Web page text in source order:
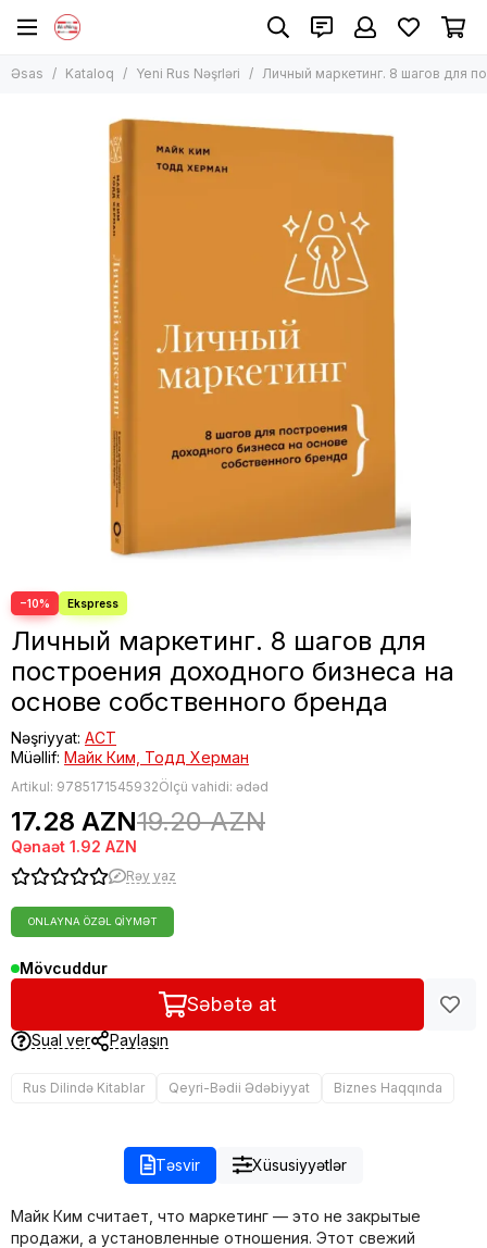
Əsas Kataloq Yeni Rus Nəşrləri Личный маркетинг. 8 шагов для
−10%
Личный маркетинг. 8 шагов для
построения доходного бизнеса на
основе собственного бренда
Nəşriyyat: АСТ
Müəllif: Майк Ким, Тодд Херман
Artikul: 9785171545932Ölçü vahidi: ədəd
17.28 AZN19.20 AZN
Qənaət 1.92 AZN
Rəy yaz
ONLAYNA ÖZƏL QIYMƏT
Mövcuddur
Səbətə at
Sual ver Paylaşın
Rus Dilində Kitablar Qeyri-Bədii Ədəbiyyat Biznes Haqqında
Təsvir Xüsusiyyətlər
Майк Ким считает, что маркетинг — это не закрытые
продажи, а установленные отношения. Этот свежий